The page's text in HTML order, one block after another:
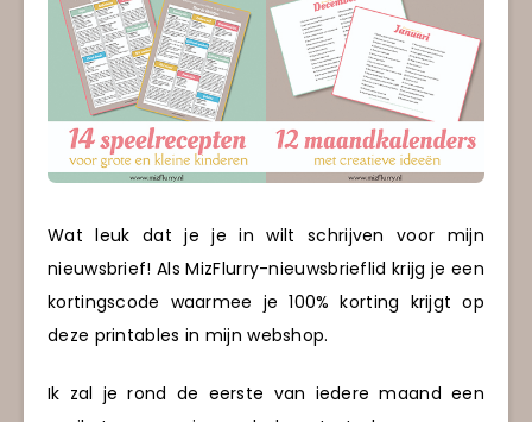
Wat leuk dat je je in wilt schrijven voor mijn
nieuwsbrief! Als MizFlurry-nieuwsbrieflid krijg je een
kortingscode waarmee je 100% korting krijgt op
deze printables in mijn webshop.
Ik zal je rond de eerste van iedere maand een